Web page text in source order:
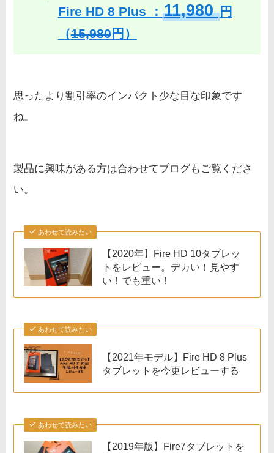
Fire HD 8 Plus ： 11,980円
（15,980円）
思ったより割引率のインパクト少な目な印象です
ね。
製品に興味がある方は合わせてブログもご覧くださ
い。
あわせて読みたい
【2020年】Fire HD 10タブレッ
トをレビュー。デカい！見やす
い！でも重い！
あわせて読みたい
【2021年モデル】Fire HD 8 Plus
タブレットを今更レビューする
あわせて読みたい
【2019年版】Fire7タブレットを